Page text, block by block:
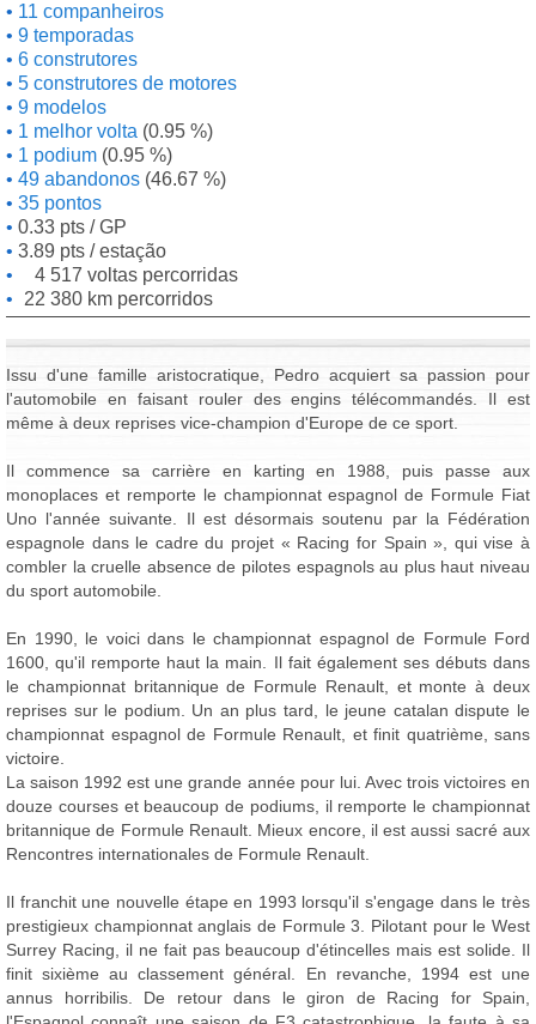
11 companheiros
9 temporadas
6 construtores
5 construtores de motores
9 modelos
1 melhor volta (0.95 %)
1 podium (0.95 %)
49 abandonos (46.67 %)
35 pontos
0.33 pts / GP
3.89 pts / estação
4 517 voltas percorridas
22 380 km percorridos
Issu d'une famille aristocratique, Pedro acquiert sa passion pour
l'automobile en faisant rouler des engins télécommandés. Il est
même à deux reprises vice-champion d'Europe de ce sport.
Il commence sa carrière en karting en 1988, puis passe aux
monoplaces et remporte le championnat espagnol de Formule Fiat
Uno l'année suivante. Il est désormais soutenu par la Fédération
espagnole dans le cadre du projet « Racing for Spain », qui vise à
combler la cruelle absence de pilotes espagnols au plus haut niveau
du sport automobile.
En 1990, le voici dans le championnat espagnol de Formule Ford
1600, qu'il remporte haut la main. Il fait également ses débuts dans
le championnat britannique de Formule Renault, et monte à deux
reprises sur le podium. Un an plus tard, le jeune catalan dispute le
championnat espagnol de Formule Renault, et finit quatrième, sans
victoire.
La saison 1992 est une grande année pour lui. Avec trois victoires en
douze courses et beaucoup de podiums, il remporte le championnat
britannique de Formule Renault. Mieux encore, il est aussi sacré aux
Rencontres internationales de Formule Renault.
Il franchit une nouvelle étape en 1993 lorsqu'il s'engage dans le très
prestigieux championnat anglais de Formule 3. Pilotant pour le West
Surrey Racing, il ne fait pas beaucoup d'étincelles mais est solide. Il
finit sixième au classement général. En revanche, 1994 est une
annus horribilis. De retour dans le giron de Racing for Spain,